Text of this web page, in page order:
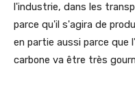
l'industrie, dans les
parce qu'il s'agira de
en partie aussi parce que
carbone va être très